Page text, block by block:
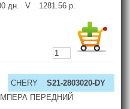
дн. V 1281.56 р.
CHERY
S21-2803020-DY
ПЕРЕДНИЙ